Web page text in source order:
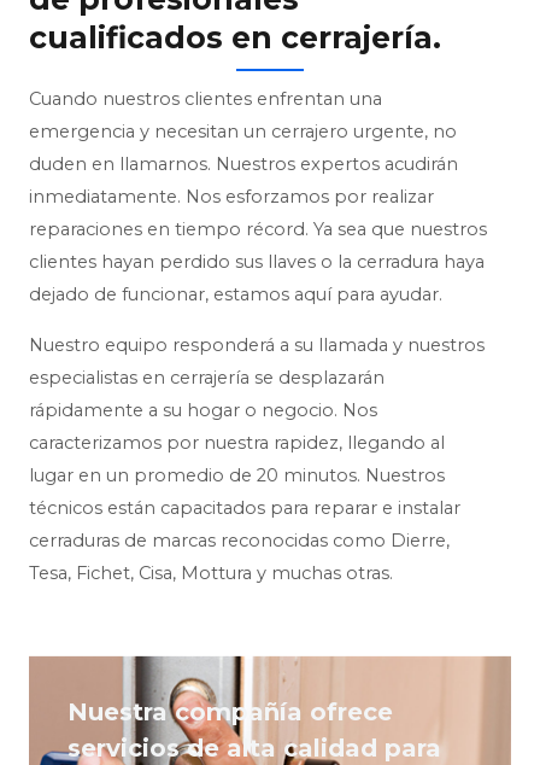
cualificados en cerrajería.
Cuando nuestros clientes enfrentan una
emergencia y necesitan un cerrajero urgente, no
duden en llamarnos. Nuestros expertos acudirán
inmediatamente. Nos esforzamos por realizar
reparaciones en tiempo récord. Ya sea que nuestros
clientes hayan perdido sus llaves o la cerradura haya
dejado de funcionar, estamos aquí para ayudar.
Nuestro equipo responderá a su llamada y nuestros
especialistas en cerrajería se desplazarán
rápidamente a su hogar o negocio. Nos
caracterizamos por nuestra rapidez, llegando al
lugar en un promedio de 20 minutos. Nuestros
técnicos están capacitados para reparar e instalar
cerraduras de marcas reconocidas como Dierre,
Tesa, Fichet, Cisa, Mottura y muchas otras.
Nuestra compañía ofrece
servicios de alta calidad para